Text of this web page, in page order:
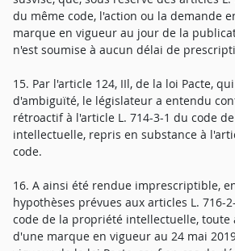
du même code, l'action ou la demande
marque en vigueur au jour de la
n'est soumise à aucun délai de
15. Par l'article 124, IIl, de la loi Pacte,
d'ambiguïté, le législateur a entendu
rétroactif à l'article L. 714-3-1 du code
intellectuelle, repris en substance à
code.
16. A ainsi été rendue imprescriptible,
hypothèses prévues aux articles L. 716-
code de la propriété intellectuelle,
d'une marque en vigueur au 24 mai